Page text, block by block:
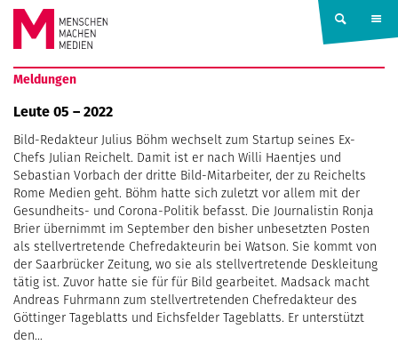
Springe zum Inhalt
MENSCHEN
MACHEN
MEDIEN
Meldungen
Leute 05 – 2022
Bild-Redakteur Julius Böhm wechselt zum Startup seines Ex-
Chefs Julian Reichelt. Damit ist er nach Willi Haentjes und
Sebastian Vorbach der dritte Bild-Mitarbeiter, der zu Reichelts
Rome Medien geht. Böhm hatte sich zuletzt vor allem mit der
Gesundheits- und Corona-Politik befasst. Die Journalistin Ronja
Brier übernimmt im September den bisher unbesetzten Posten
als stellvertretende Chefredakteurin bei Watson. Sie kommt von
der Saarbrücker Zeitung, wo sie als stellvertretende Deskleitung
tätig ist. Zuvor hatte sie für für Bild gearbeitet. Madsack macht
Andreas Fuhrmann zum stellvertretenden Chefredakteur des
Göttinger Tageblatts und Eichsfelder Tageblatts. Er unterstützt
den…